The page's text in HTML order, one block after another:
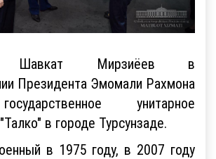
Шавкат Мирзиёев в
Президента Эмомали Рахмона
унитарное
в городе Турсунзаде.
в 1975 году, в 2007 году